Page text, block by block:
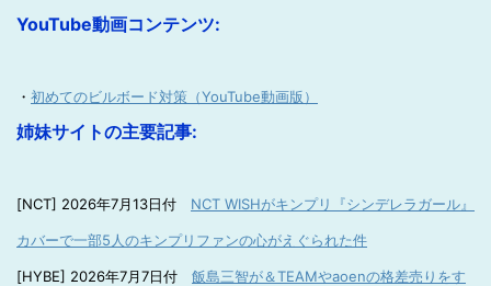
YouTube動画コンテンツ:
・ 初めてのビルボード対策（YouTube動画版）
姉妹サイトの主要記事:
[NCT] 2026年7月13日付 NCT WISHがキンプリ『シンデレラガール』
カバーで一部5人のキンプリファンの心がえぐられた件
[HYBE] 2026年7月7日付 飯島三智が＆TEAMやaoenの格差売りをす